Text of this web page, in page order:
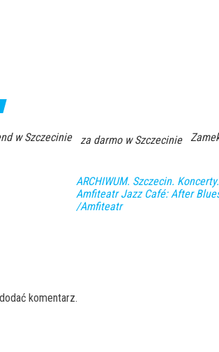
w Szczecinie za darmo w Szczecinie
ARCHIWUM. Szczecin.
Amfiteatr Jazz Café: After
/Amfiteatr
komentarz.